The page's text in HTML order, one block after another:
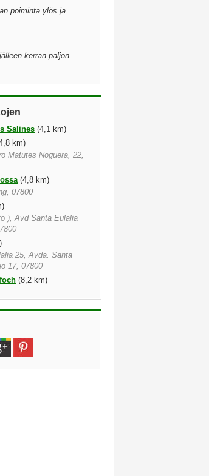
poiminta ylös ja
kerran paljon
Salines (4,1 km)
km)
Matutes Noguera, 22,
(4,8 km)
07800
), Avd Santa Eulalia
25, Avda. Santa
17, 07800
(8,2 km)
Mar, San Jose,